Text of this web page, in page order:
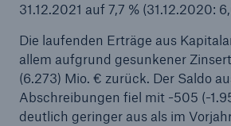
31.12.2021 auf 7,7 % (31.12.2020:
Die laufenden Erträge aus
allem aufgrund gesunkener
(6.273) Mio. € zurück. Der Saldo
Abschreibungen fiel mit -505 (-
deutlich geringer aus als im